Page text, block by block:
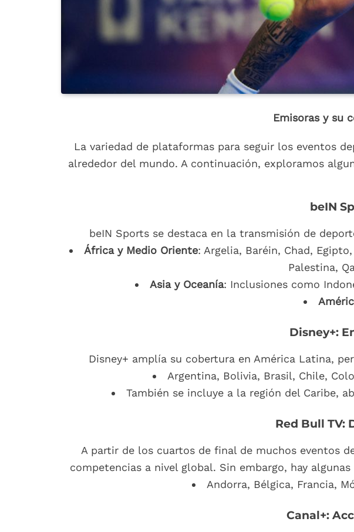
Emisoras y su
La variedad de plataformas para seguir los eventos
alrededor del mundo. A continuación, exploramos
beIN
beIN Sports se destaca en la transmisión de
África y Medio Oriente: Argelia, Baréin, Chad,
Palestina,
Asia y Oceanía: Inclusiones como
Disney+:
Disney+ amplía su cobertura en América Latina,
Argentina, Bolivia, Brasil, Chile,
También se incluye a la región del Caribe,
Red Bull TV:
A partir de los cuartos de final de muchos eventos
competencias a nivel global. Sin embargo, hay
Andorra, Bélgica, Francia,
Canal+: